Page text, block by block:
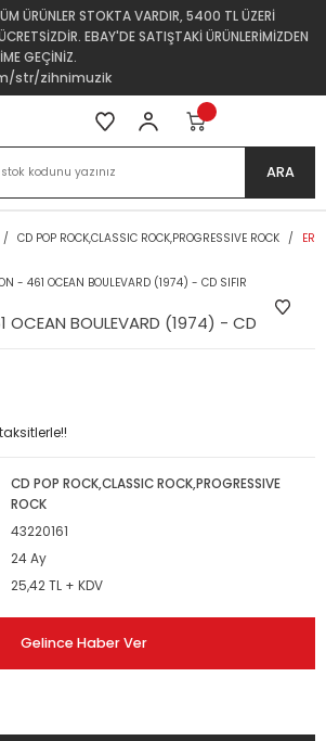
ÜRÜNLER STOKTA VARDIR, 5400 TL ÜZERİ
EBAY'DE SATIŞTAKİ ÜRÜNLERİMİZDEN
GEÇİNİZ.
str/zihnimuzik
ARA
CD POP ROCK,CLASSIC ROCK,PROGRESSIVE ROCK
BOULEVARD (1974) - CD SIFIR
CD POP ROCK,CLASSIC ROCK,PROGRESSIVE
ROCK
43220161
24 Ay
25,42 TL + KDV
Gelince Haber Ver